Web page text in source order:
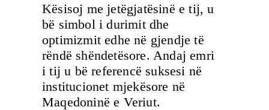
Kësisoj me jetëgjatësinë e tij, u
bë simbol i durimit dhe
optimizmit edhe në gjendje të
rëndë shëndetësore. Andaj emri
i tij u bë referencë suksesi në
institucionet mjekësore në
Maqedoninë e Veriut.